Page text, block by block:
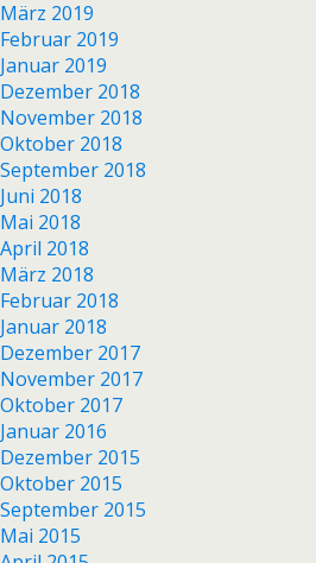
März 2019
Februar 2019
Januar 2019
Dezember 2018
November 2018
Oktober 2018
September 2018
Juni 2018
Mai 2018
April 2018
März 2018
Februar 2018
Januar 2018
Dezember 2017
November 2017
Oktober 2017
Januar 2016
Dezember 2015
Oktober 2015
September 2015
Mai 2015